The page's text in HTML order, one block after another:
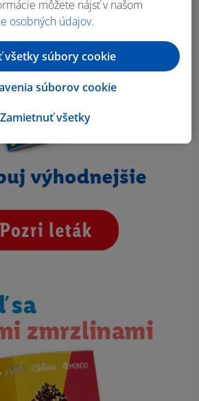
môžete nájsť v našom
osobných údajov.
Zamietnuť všetky
súborov cookie
všetky súbory cookie